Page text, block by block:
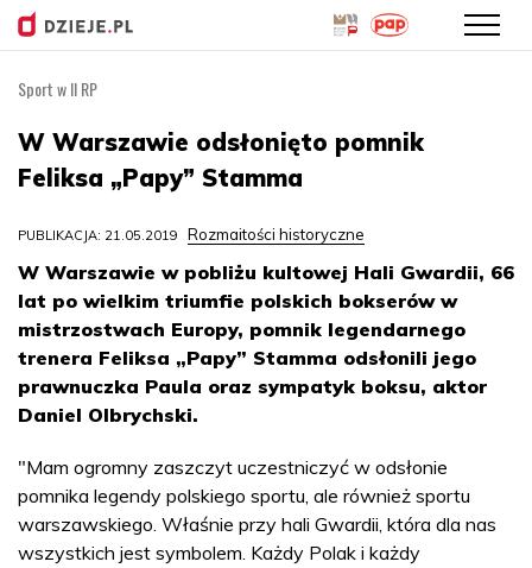
treści
Sport w II RP
W Warszawie odsłonięto pomnik
Feliksa „Papy” Stamma
PUBLIKACJA: 21.05.2019 Rozmaitości historyczne
W Warszawie w pobliżu kultowej Hali Gwardii, 66
lat po wielkim triumfie polskich bokserów w
mistrzostwach Europy, pomnik legendarnego
trenera Feliksa „Papy” Stamma odsłonili jego
prawnuczka Paula oraz sympatyk boksu, aktor
Daniel Olbrychski.
"Mam ogromny zaszczyt uczestniczyć w odsłonie
pomnika legendy polskiego sportu, ale również sportu
warszawskiego. Właśnie przy hali Gwardii, która dla nas
wszystkich jest symbolem. Każdy Polak i każdy